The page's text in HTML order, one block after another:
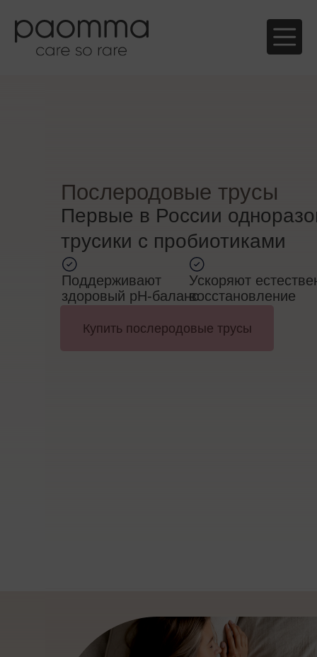
Послеродовые трусы
Первые в России
трусики с пробиотиками
Поддерживают
здоровый pH-баланс
Ускоряют
восстановление
Купить послеродовые трусы